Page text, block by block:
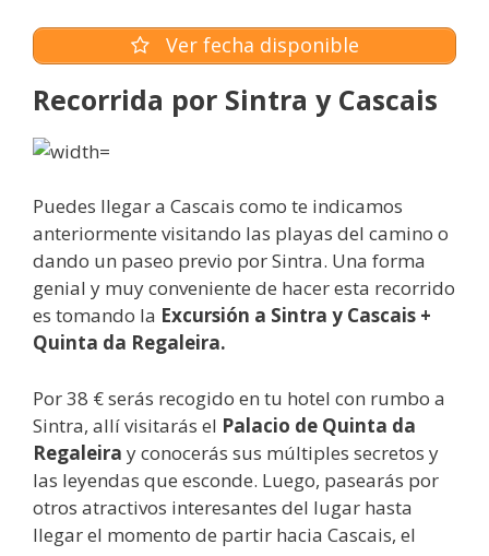
Ver fecha disponible
Recorrida por Sintra y Cascais
Puedes llegar a Cascais como te indicamos
anteriormente visitando las playas del camino o
dando un paseo previo por Sintra. Una forma
genial y muy conveniente de hacer esta recorrido
es tomando la Excursión a Sintra y Cascais +
Quinta da Regaleira.
Por 38 € serás recogido en tu hotel con rumbo a
Sintra, allí visitarás el Palacio de Quinta da
Regaleira y conocerás sus múltiples secretos y
las leyendas que esconde. Luego, pasearás por
otros atractivos interesantes del lugar hasta
llegar el momento de partir hacia Cascais, el